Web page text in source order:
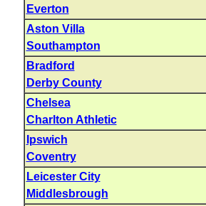
Everton
Aston Villa
Southampton
Bradford
Derby County
Chelsea
Charlton Athletic
Ipswich
Coventry
Leicester City
Middlesbrough